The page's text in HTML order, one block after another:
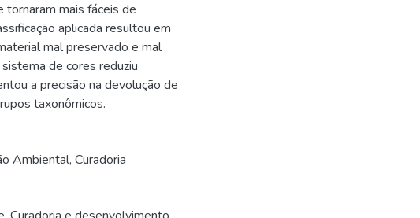
tornaram mais fáceis de
aplicada resultou em
mal preservado e mal
de cores reduziu
a precisão na devolução de
taxonômicos.
Ambiental, Curadoria